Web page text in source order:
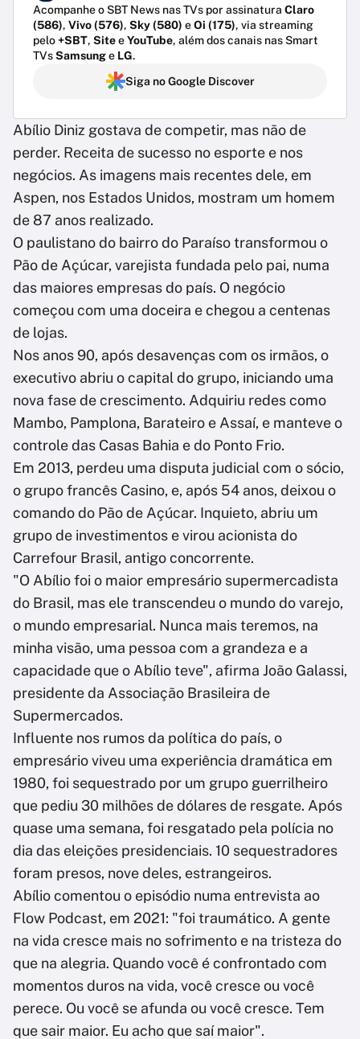
Acompanhe o SBT News nas TVs por assinatura Claro
(586), Vivo (576), Sky (580) eOi (175), via streaming
pelo+SBT, SiteeYouTube, além dos canais nas Smart
TVsSamsunge LG.
Siga no Google Discover
Abílio Diniz gostava de competir, mas não de
perder. Receita de sucesso no esporte e nos
negócios. As imagens mais recentes dele, em
Aspen, nos Estados Unidos, mostram um homem
de 87 anos realizado.
O paulistano do bairro do Paraíso transformou o
Pão de Açúcar, varejista fundada pelo pai, numa
das maiores empresas do país. O negócio
começou com uma doceira e chegou a centenas
de lojas.
Nos anos 90, após desavenças com os irmãos, o
executivo abriu o capital do grupo, iniciando uma
nova fase de crescimento. Adquiriu redes como
Mambo, Pamplona, Barateiro e Assaí, e manteve o
controle das Casas Bahia e do Ponto Frio.
Em 2013, perdeu uma disputa judicial com o sócio,
o grupo francês Casino, e, após 54 anos, deixou o
comando do Pão de Açúcar. Inquieto, abriu um
grupo de investimentos e virou acionista do
Carrefour Brasil, antigo concorrente.
"O Abílio foi o maior empresário supermercadista
do Brasil, mas ele transcendeu o mundo do varejo,
o mundo empresarial. Nunca mais teremos, na
minha visão, uma pessoa com a grandeza e a
capacidade que o Abílio teve", afirma João Galassi,
presidente da Associação Brasileira de
Supermercados.
Influente nos rumos da política do país, o
empresário viveu uma experiência dramática em
1980, foi sequestrado por um grupo guerrilheiro
que pediu 30 milhões de dólares de resgate. Após
quase uma semana, foi resgatado pela polícia no
dia das eleições presidenciais. 10 sequestradores
foram presos, nove deles, estrangeiros.
Abílio comentou o episódio numa entrevista ao
Flow Podcast, em 2021: "foi traumático. A gente
na vida cresce mais no sofrimento e na tristeza do
que na alegria. Quando você é confrontado com
momentos duros na vida, você cresce ou você
perece. Ou você se afunda ou você cresce. Tem
que sair maior. Eu acho que saí maior".